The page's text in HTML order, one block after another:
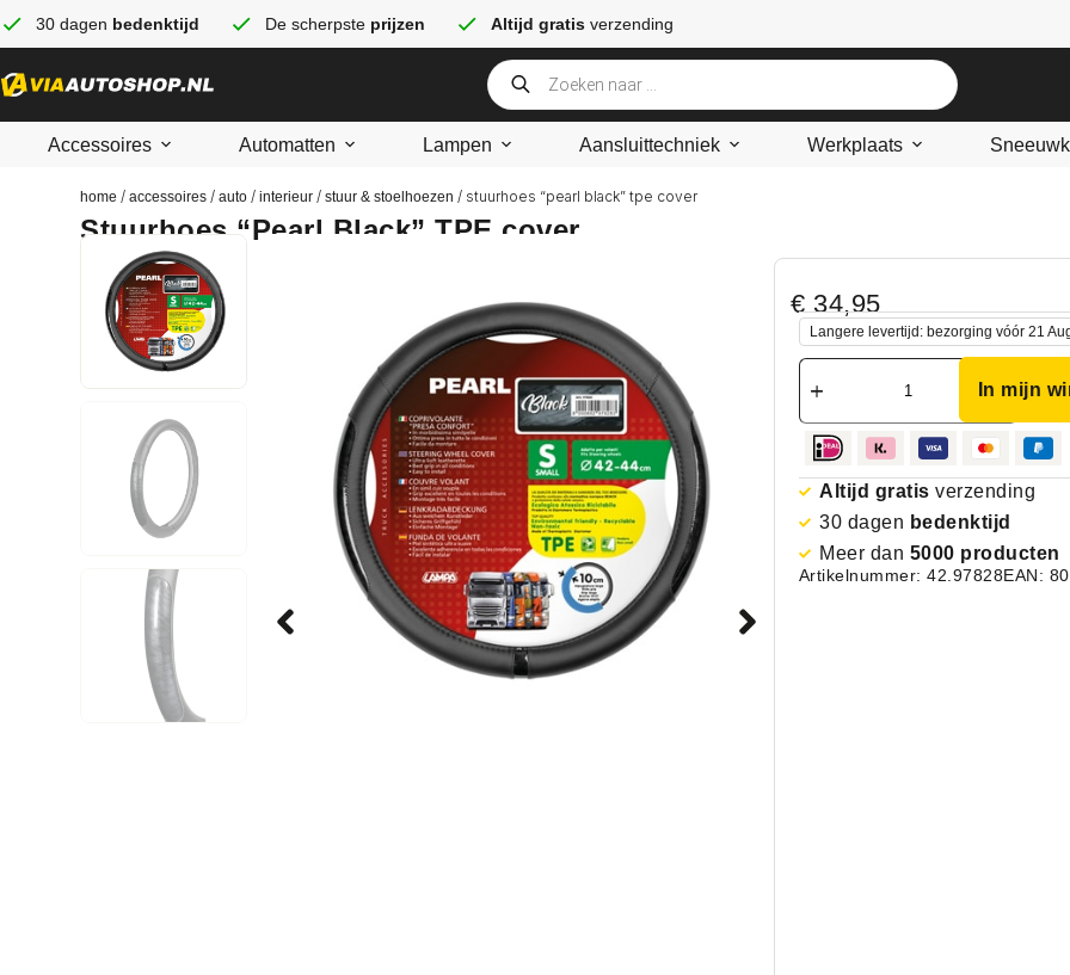
30 dagen bedenktijd De scherpste prijzen Altijd gratis verzending
Accessoires Automatten Lampen Aansluittechniek Werkplaats
home /accessoires /auto /interieur /stuur & stoelhoezen / stuurhoes “pearl black” tpe cover
Stuurhoes “Pearl Black” TPE cover
€34,95
Langere levertijd: bezorging vóór 21
In mijn
Altijd gratis verzending
30 dagen bedenktijd
Meer dan 5000 producten
Artikelnummer: 42.97828EAN: